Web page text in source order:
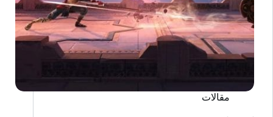
مقالات